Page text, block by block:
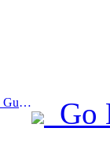
Prev:Wendem Group's First Residence in Gulin, Luzhou, Sichuan
Go